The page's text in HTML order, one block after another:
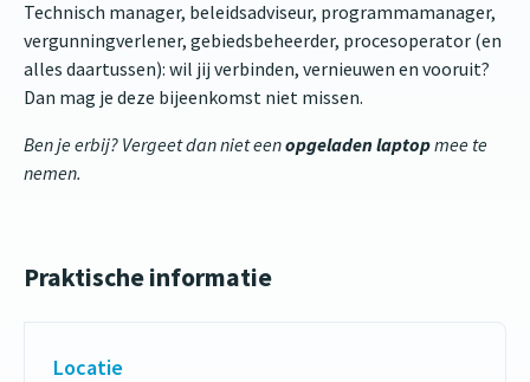
Technisch manager, beleidsadviseur, programmamanager,
vergunningverlener, gebiedsbeheerder, procesoperator (en
alles daartussen): wil jij verbinden, vernieuwen en vooruit?
Dan mag je deze bijeenkomst niet missen.
Ben je erbij? Vergeet dan niet eenopgeladen laptopmee te
nemen.
Praktische informatie
Locatie